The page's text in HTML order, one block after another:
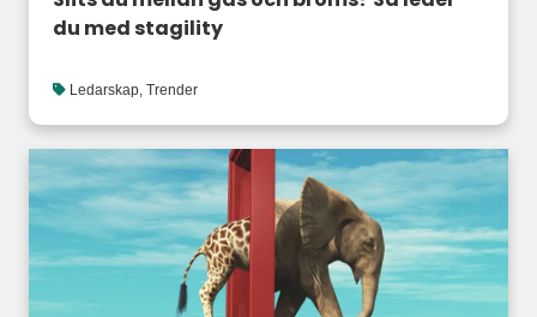
du med stagility
Ledarskap, Trender